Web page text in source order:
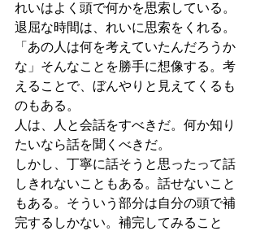
れいはよく頭で何かを思索している。
退屈な時間は、れいに思索をくれる。
「あの人は何を考えていたんだろうか
な」そんなことを勝手に想像する。考
えることで、ぼんやりと見えてくるも
のもある。
人は、人と会話をすべきだ。何か知り
たいなら話を聞くべきだ。
しかし、丁寧に話そうと思ったって話
しきれないこともある。話せないこと
もある。そういう部分は自分の頭で補
完するしかない。補完してみること